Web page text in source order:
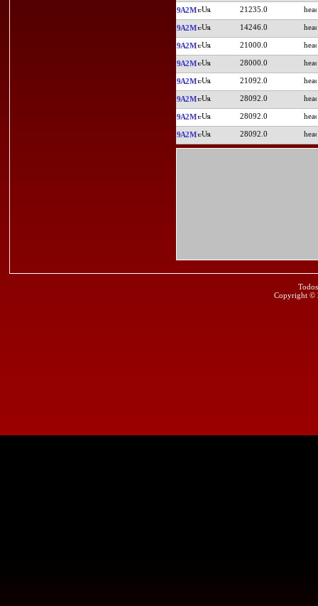
9A2M 21235.0
9A2M 14246.0
9A2M 21000.0
9A2M 28000.0
9A2M 21092.0
9A2M 28092.0
9A2M 28092.0
9A2M 28092.0
Copyright ©